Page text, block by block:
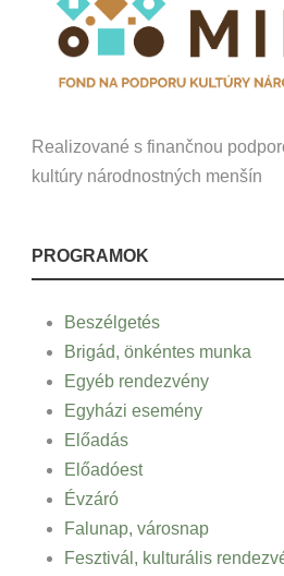
Realizované s finančnou
kultúry národnostných menšín
PROGRAMOK
Beszélgetés
Brigád, önkéntes munka
Egyéb rendezvény
Egyházi esemény
Előadás
Előadóest
Évzáró
Falunap, városnap
Fesztivál, kulturális